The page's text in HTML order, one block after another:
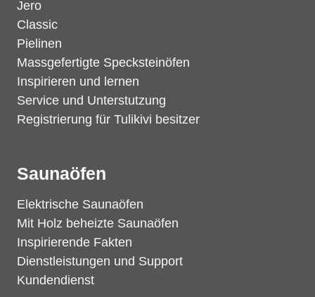
Jero
Classic
Pielinen
Massgefertigte Specksteinöfen
Inspirieren und lernen
Service und Unterstutzung
Registrierung für Tulikivi besitzer
Saunaöfen
Elektrische Saunaöfen
Mit Holz beheizte Saunaöfen
Inspirierende Fakten
Dienstleistungen und Support
Kundendienst